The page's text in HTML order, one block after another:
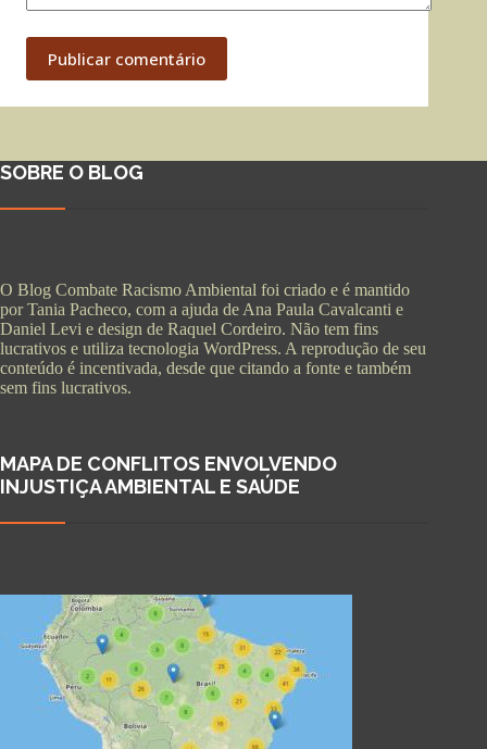
Publicar comentário
SOBRE O BLOG
O Blog Combate Racismo Ambiental foi criado e é mantido
por Tania Pacheco, com a ajuda de Ana Paula Cavalcanti e
Daniel Levi e design de Raquel Cordeiro. Não tem fins
lucrativos e utiliza tecnologia WordPress. A reprodução de seu
conteúdo é incentivada, desde que citando a fonte e também
sem fins lucrativos.
MAPA DE CONFLITOS ENVOLVENDO
INJUSTIÇA AMBIENTAL E SAÚDE